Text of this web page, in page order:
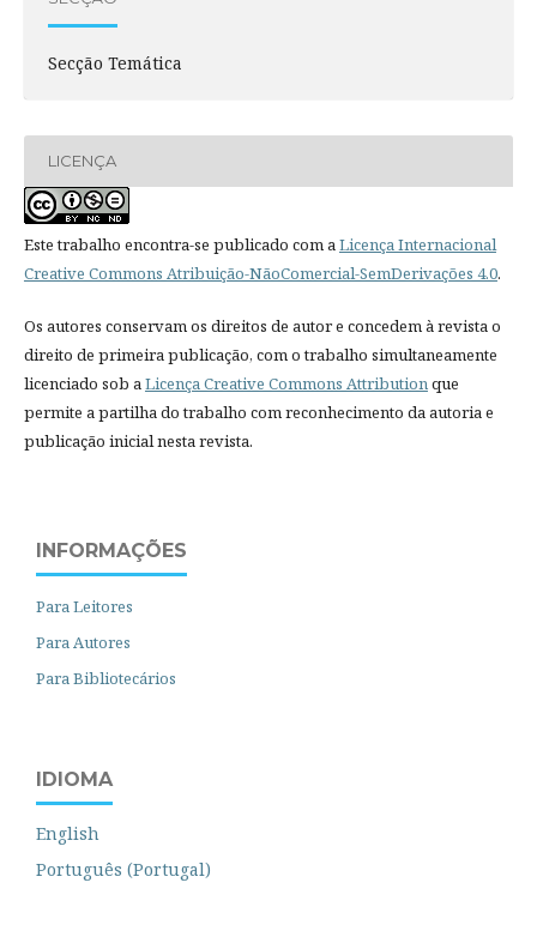
Secção Temática
LICENÇA
Este trabalho encontra-se publicado com aLicença Internacional
Creative Commons Atribuição-NãoComercial-SemDerivações 4.0.
Os autores conservam os direitos de autor e concedem à revista o
direito de primeira publicação, com o trabalho simultaneamente
licenciado sob aLicença Creative Commons Attributionque
permite a partilha do trabalho com reconhecimento da autoria e
publicação inicial nesta revista.
INFORMAÇÕES
Para Leitores
Para Autores
Para Bibliotecários
IDIOMA
English
Português (Portugal)